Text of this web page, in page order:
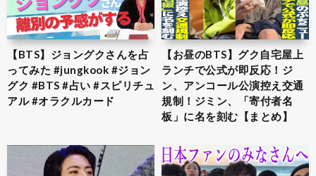
【BTS】ジョングクさんを占
ってみた #jungkook #ジョン
グク #BTS #占い #スピリチュ
アル #オラクルカード
【お昼のBTS】グク自宅屋上
ランチで公式が即反応！ジ
ン、アンコール公演控え交通
規制！ジミン、「寄付者名
板」に名を刻む【まとめ】